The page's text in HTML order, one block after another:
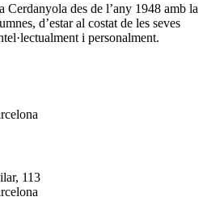
Cerdanyola des de l’any 1948 amb la
d’estar al costat de les seves
i personalment.
113